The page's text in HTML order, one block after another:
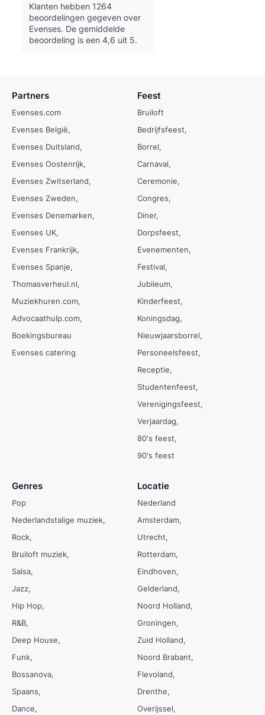
Klanten hebben 1264
beoordelingen gegeven over
Evenses. De gemiddelde
beoordeling is een 4,6 uit 5.
Partners
Evenses.com
Evenses België
Evenses Duitsland
Evenses Oostenrijk
Evenses Zwitserland
Evenses Zweden
Evenses Denemarken
Evenses UK
Evenses Frankrijk
Evenses Spanje
Thomasverheul.nl
Muziekhuren.com
Advocaathulp.com
Boekingsbureau
Evenses catering
Feest
Bruiloft
Bedrijfsfeest
Borrel
Carnaval
Ceremonie
Congres
Diner
Dorpsfeest
Evenementen
Festival
Jubileum
Kinderfeest
Koningsdag
Nieuwjaarsborrel
Personeelsfeest
Receptie
Studentenfeest
Verenigingsfeest
Verjaardag
80's feest
90's feest
Genres
Pop
Nederlandstalige muziek
Rock
Bruiloft muziek
Salsa
Jazz
Hip Hop
R&B
Deep House
Funk
Bossanova
Spaans
Dance
Locatie
Nederland
Amsterdam
Utrecht
Rotterdam
Eindhoven
Gelderland
Noord Holland
Groningen
Zuid Holland
Noord Brabant
Flevoland
Drenthe
Overijssel